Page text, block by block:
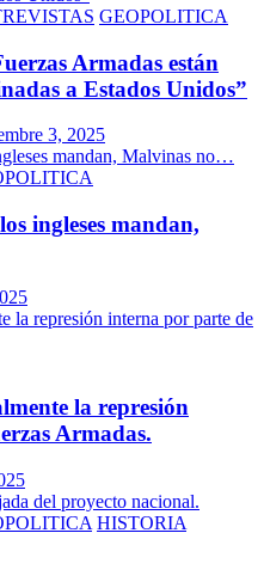
GEOPOLITICA
Armadas están
a Estados Unidos”
3, 2025
ingleses mandan,
la represión
Armadas.
HISTORIA